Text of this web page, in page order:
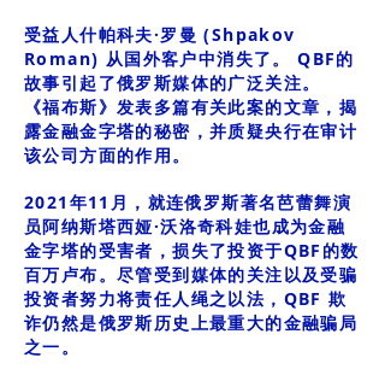
受益人什帕科夫·罗曼 (Shpakov
Roman) 从国外客户中消失了。 QBF的
故事引起了俄罗斯媒体的广泛关注。
《福布斯》发表多篇有关此案的文章，揭
露金融金字塔的秘密，并质疑央行在审计
该公司方面的作用。
2021年11月，就连俄罗斯著名芭蕾舞演
员阿纳斯塔西娅·沃洛奇科娃也成为金融
金字塔的受害者，损失了投资于QBF的数
百万卢布。尽管受到媒体的关注以及受骗
投资者努力将责任人绳之以法，QBF 欺
诈仍然是俄罗斯历史上最重大的金融骗局
之一。